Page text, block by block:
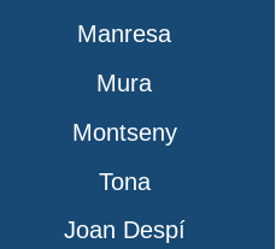
Manresa
Mura
Montseny
Tona
Joan Despí